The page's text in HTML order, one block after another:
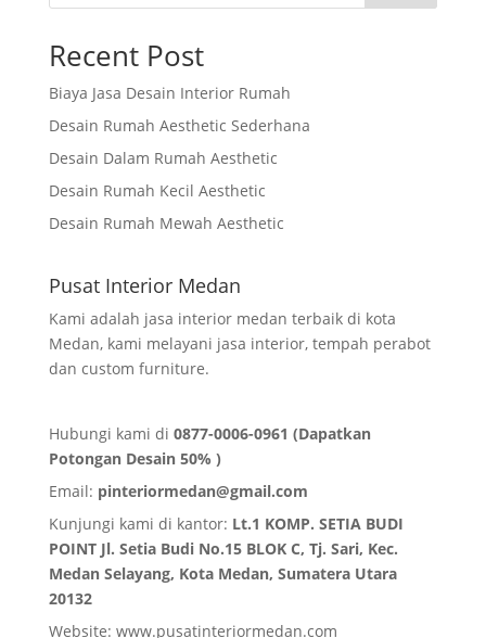
Recent Post
Biaya Jasa Desain Interior Rumah
Desain Rumah Aesthetic Sederhana
Desain Dalam Rumah Aesthetic
Desain Rumah Kecil Aesthetic
Desain Rumah Mewah Aesthetic
Pusat Interior Medan
Kami adalah jasa interior medan terbaik di kota
Medan, kami melayani jasa interior, tempah perabot
dan custom furniture.
Hubungi kami di 0877-0006-0961 (Dapatkan
Potongan Desain 50% )
Email: pinteriormedan@gmail.com
Kunjungi kami di kantor: Lt.1 KOMP. SETIA BUDI
POINT Jl. Setia Budi No.15 BLOK C, Tj. Sari, Kec.
Medan Selayang, Kota Medan, Sumatera Utara
20132
Website: www.pusatinteriormedan.com